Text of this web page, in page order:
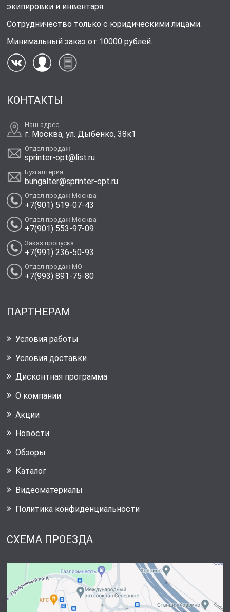
экипировки и инвентаря.
Сотрудничество только с юридическими лицами.
Минимальный заказ от 10000 рублей.
КОНТАКТЫ
Наш адрес
г. Москва, ул. Дыбенко, 38к1
Отдел продаж
sprinter-opt@list.ru
Бухгалтерия
buhgalter@sprinter-opt.ru
Отдел продаж Москва
+7(901) 519-07-43
Отдел продаж Москва
+7(901) 553-97-09
Заказ пропуска
+7(991) 236-50-93
Отдел продаж МО
+7(993) 891-75-80
ПАРТНЕРАМ
Условия работы
Условия доставки
Дисконтная программа
О компании
Акции
Новости
Обзоры
Каталог
Видеоматериалы
Политика конфиденциальности
СХЕМА ПРОЕЗДА